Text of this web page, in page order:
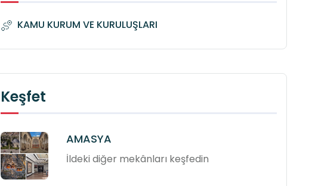
KAMU KURUM VE KURULUŞLARI
Keşfet
AMASYA
İldeki diğer mekânları keşfedin